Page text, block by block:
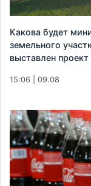
Какова будет
земельного
выставлен
15:06 | 09.08